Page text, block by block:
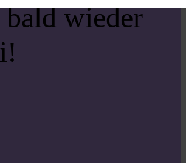
bald wieder